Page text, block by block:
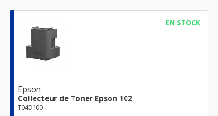
EN STOCK
Epson
Collecteur de Toner Epson 102
T04D100